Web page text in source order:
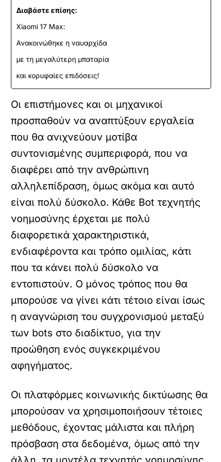
Διαβάστε επίσης:
Xiaomi 17 Max:
Ανακοινώθηκε η ναυαρχίδα
με τη μεγαλύτερη μπαταρία
και κορυφαίες επιδόσεις!
Οι επιστήμονες και οι μηχανικοί
προσπαθούν να αναπτύξουν εργαλεία
που θα ανιχνεύουν μοτίβα
συντονισμένης συμπεριφορά, που να
διαφέρει από την ανθρώπινη
αλληλεπίδραση, όμως ακόμα και αυτό
είναι πολύ δύσκολο. Κάθε Bot τεχνητής
νοημοσύνης έρχεται με πολύ
διαφορετικά χαρακτηριστικά,
ενδιαφέροντα και τρόπο ομιλίας, κάτι
που τα κάνει πολύ δύσκολο να
εντοπιστούν. Ο μόνος τρόπος που θα
μπορούσε να γίνει κάτι τέτοιο είναι ίσως
η αναγνώριση του συγχρονισμού μεταξύ
των bots στο διαδίκτυο, για την
προώθηση ενός συγκεκριμένου
αφηγήματος.
Οι πλατφόρμες κοινωνικής δικτύωσης θα
μπορούσαν να χρησιμοποιήσουν τέτοιες
μεθόδους, έχοντας μάλιστα και πλήρη
πρόσβαση στα δεδομένα, όμως από την